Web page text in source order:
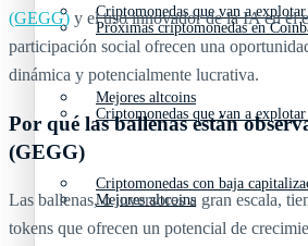
Criptomonedas que van a
Mejores altcoins
Criptomonedas con baja
Próximas criptomonedas en
Criptomonedas que van a
Mejores altcoins
(GEGG) y el uso innovador de la IA en el
participación social ofrecen una
dinámica y potencialmente lucrativa.
Por qué las ballenas están
(GEGG)
Las ballenas, o inversores a gran escala,
tokens que ofrecen un potencial de